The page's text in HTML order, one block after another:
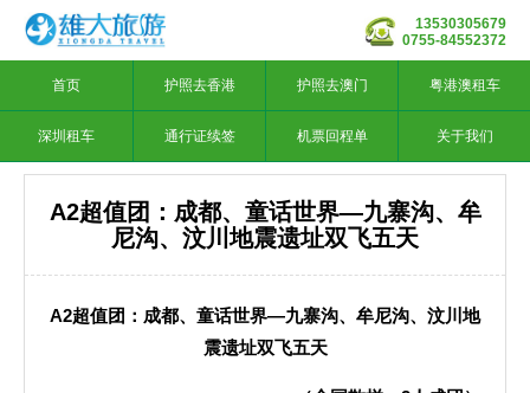
13530305679
0755-84552372
首页 护照去香港 护照去澳门 粤港澳租车
深圳租车 通行证续签 机票回程单 关于我们
A2超值团：成都、童话世界—九寨沟、牟
尼沟、汶川地震遗址双飞五天
A2超值团：成都、童话世界—九寨沟、牟尼沟、汶川地
震遗址双飞五天